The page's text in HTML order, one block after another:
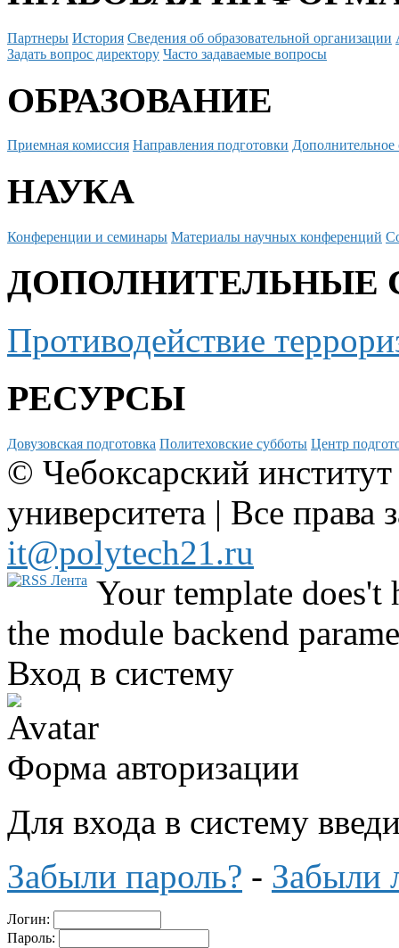
Партнеры История Сведения об образовательной организации
Задать вопрос директору Часто задаваемые вопросы
ОБРАЗОВАНИЕ
Приемная комиссия Направления подготовки Дополнительное
НАУКА
Конференции и семинары Материалы научных конференций
ДОПОЛНИТЕЛЬНЫЕ
Противодействие
РЕСУРСЫ
Довузовская подготовка Политеховские субботы Центр
© Чебоксарский
университета | Все
it@polytech21.ru
Your template
the module backend
Вход в систему
Форма авторизации
Для входа в систему
Забыли пароль? - Забыли
Логин:
Пароль: